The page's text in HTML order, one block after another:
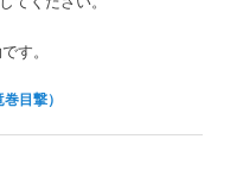
す。
目撃）